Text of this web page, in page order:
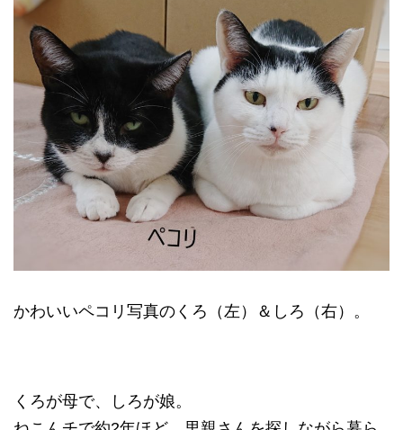
かわいいペコリ写真のくろ（左）＆しろ（右）。
くろが母で、しろが娘。